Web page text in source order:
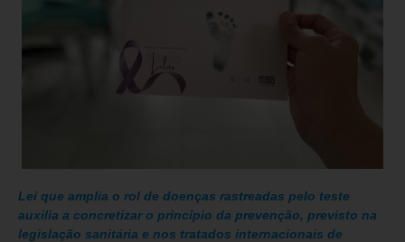
Lei que amplia o rol de doenças rastreadas pelo teste
auxilia a concretizar o princípio da prevenção, previsto na
legislação sanitária e nos tratados internacionais de